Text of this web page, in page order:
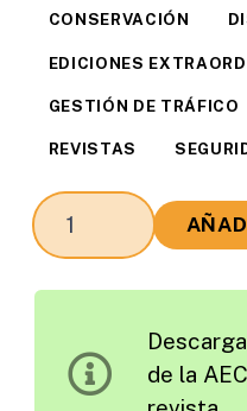
CONSERVACIÓN
EDICIONES
GESTIÓN DE TRÁFICO
REVISTAS
Revista
Carreteras
de la